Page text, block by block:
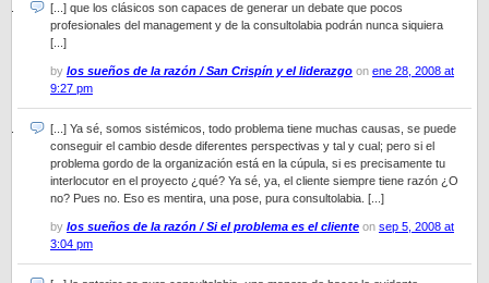
[...] que los clásicos son capaces de generar un debate que pocos
profesionales del management y de la consultolabia podrán nunca siquiera
[...]
by los sueños de la razón / San Crispín y el liderazgo on ene 28, 2008 at
9:27 pm
[...] Ya sé, somos sistémicos, todo problema tiene muchas causas, se puede
conseguir el cambio desde diferentes perspectivas y tal y cual; pero si el
problema gordo de la organización está en la cúpula, si es precisamente tu
interlocutor en el proyecto ¿qué? Ya sé, ya, el cliente siempre tiene razón ¿O
no? Pues no. Eso es mentira, una pose, pura consultolabia. [...]
by los sueños de la razón / Si el problema es el cliente on sep 5, 2008 at
3:04 pm